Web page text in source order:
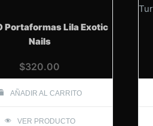
Portaformas Lila Exotic
Nails
$320.00
AÑADIR AL CARRITO
VER PRODUCTO